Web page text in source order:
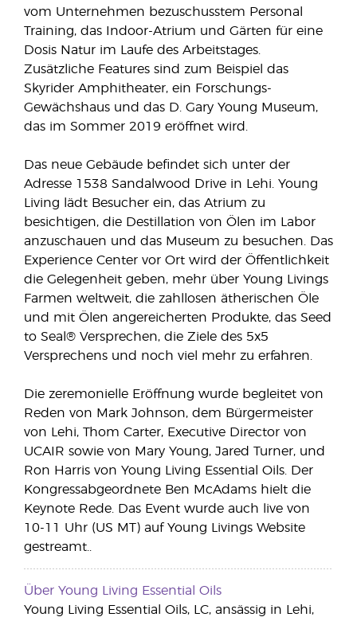
vom Unternehmen bezuschusstem Personal
Training, das Indoor-Atrium und Gärten für eine
Dosis Natur im Laufe des Arbeitstages.
Zusätzliche Features sind zum Beispiel das
Skyrider Amphitheater, ein Forschungs-
Gewächshaus und das D. Gary Young Museum,
das im Sommer 2019 eröffnet wird.
Das neue Gebäude befindet sich unter der
Adresse 1538 Sandalwood Drive in Lehi. Young
Living lädt Besucher ein, das Atrium zu
besichtigen, die Destillation von Ölen im Labor
anzuschauen und das Museum zu besuchen. Das
Experience Center vor Ort wird der Öffentlichkeit
die Gelegenheit geben, mehr über Young Livings
Farmen weltweit, die zahllosen ätherischen Öle
und mit Ölen angereicherten Produkte, das Seed
to Seal® Versprechen, die Ziele des 5x5
Versprechens und noch viel mehr zu erfahren.
Die zeremonielle Eröffnung wurde begleitet von
Reden von Mark Johnson, dem Bürgermeister
von Lehi, Thom Carter, Executive Director von
UCAIR sowie von Mary Young, Jared Turner, und
Ron Harris von Young Living Essential Oils. Der
Kongressabgeordnete Ben McAdams hielt die
Keynote Rede. Das Event wurde auch live von
10-11 Uhr (US MT) auf Young Livings Website
gestreamt..
Über Young Living Essential Oils
Young Living Essential Oils, LC, ansässig in Lehi,